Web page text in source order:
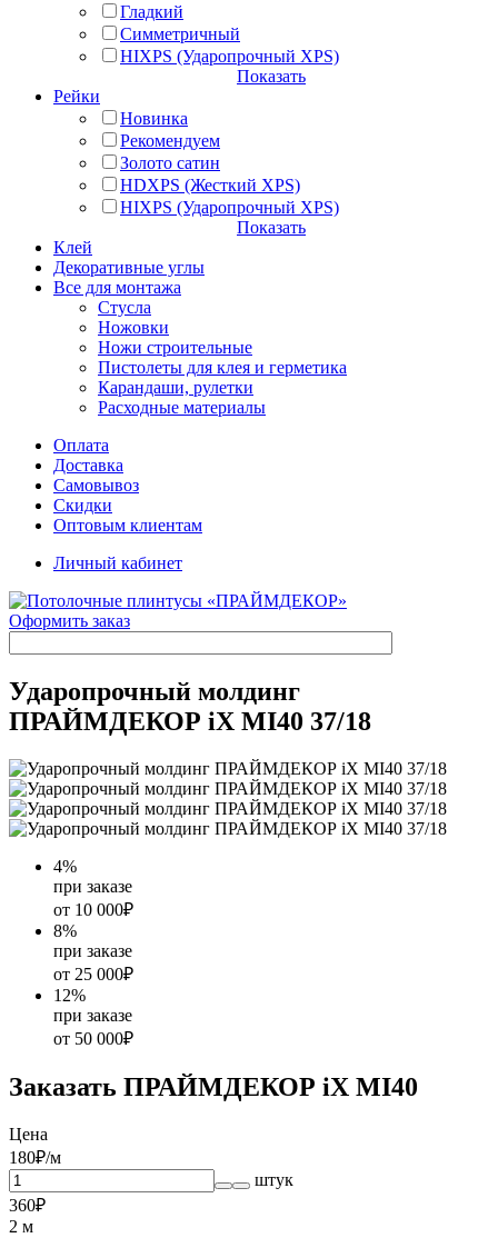
Гладкий
Симметричный
HIXPS (Ударопрочный XPS)
Показать
Рейки
Новинка
Рекомендуем
Золото сатин
HDXPS (Жесткий XPS)
HIXPS (Ударопрочный XPS)
Показать
Клей
Декоративные углы
Все для монтажа
Стусла
Ножовки
Ножи строительные
Пистолеты для клея и герметика
Карандаши, рулетки
Расходные материалы
Оплата
Доставка
Самовывоз
Скидки
Оптовым клиентам
Личный кабинет
Оформить заказ
Ударопрочный молдинг
ПРАЙМДЕКОР iX MI40 37/18
4%
при заказе
от 10 000₽
8%
при заказе
от 25 000₽
12%
при заказе
от 50 000₽
Заказать ПРАЙМДЕКОР iX MI40
Цена
180₽/м
штук
360₽
2 м